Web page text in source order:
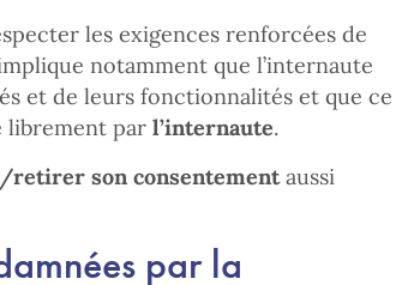
les exigences renforcées de
notamment que l’internaute
et de leurs fonctionnalités et que ce
librement par l’internaute.
son consentementaussi
par la